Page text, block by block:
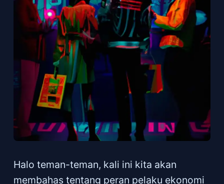
Halo teman-teman, kali ini kita akan
membahas tentang peran pelaku ekonomi